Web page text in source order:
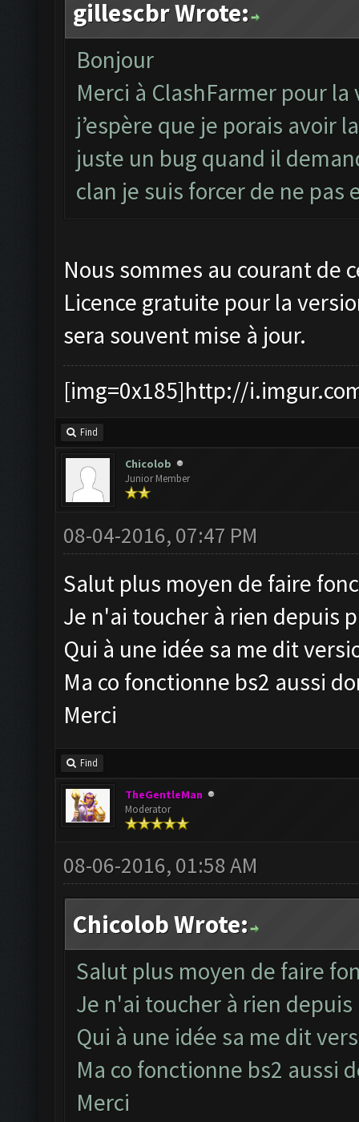
gillescbr Wrote:
Bonjour
Merci à ClashFarmer pour
j’espère que je porais avoir
juste un bug quand il
clan je suis forcer de ne
Nous sommes au courant de
Licence gratuite pour la
sera souvent mise à jour.
[img=0x185]http://
Find
Chicolob
Junior Member
08-04-2016, 07:47 PM
Salut plus moyen de faire
Je n'ai toucher à rien depuis
Qui à une idée sa me dit
Ma co fonctionne bs2 aussi
Merci
Find
TheGentleMan
Moderator
08-06-2016, 01:58 AM
Chicolob Wrote:
Salut plus moyen de faire
Je n'ai toucher à rien
Qui à une idée sa me dit
Ma co fonctionne bs2 aussi
Merci